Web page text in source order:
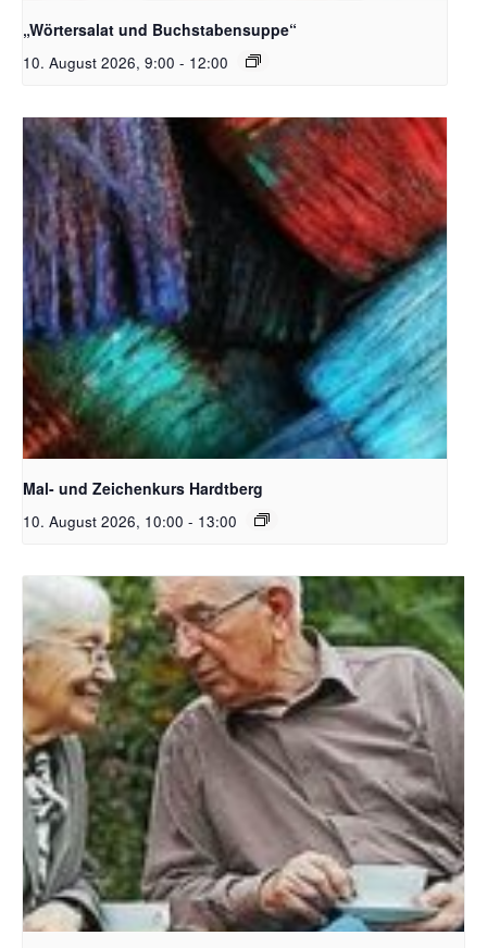
„Wörtersalat und Buchstabensuppe“
10. August 2026, 9:00 - 12:00
Unsplash_RhondaK Native Florida Folk Artist
Mal- und Zeichenkurs Hardtberg
10. August 2026, 10:00 - 13:00
Bildquelle Pixabay Free